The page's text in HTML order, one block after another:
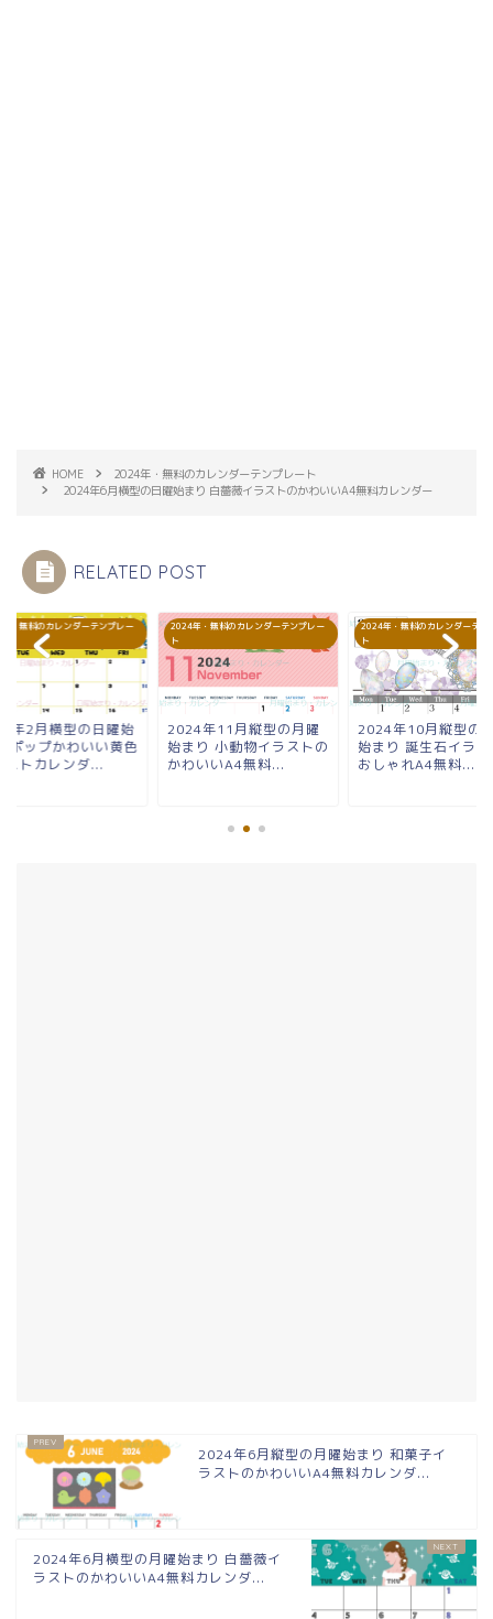
HOME
2024年・無料のカレンダーテンプレート
2024年6月横型の日曜始まり 白薔薇イラストのかわいいA4無料カレンダー
RELATED POST
・無料のカレンダーテンプレー
年2月横型の日曜始
ポップかわいい黄色
ストカレンダ...
2024年・無料のカレンダーテンプレー
ト
2024年11月縦型の月曜
始まり 小動物イラストの
かわいいA4無料...
2024年・無料のカレンダーテン
ト
2024年10月縦型の
始まり 誕生石イラ
おしゃれA4無料...
2024年6月縦型の月曜始まり 和菓子イ
ラストのかわいいA4無料カレンダ...
2024年6月横型の月曜始まり 白薔薇イ
ラストのかわいいA4無料カレンダ...